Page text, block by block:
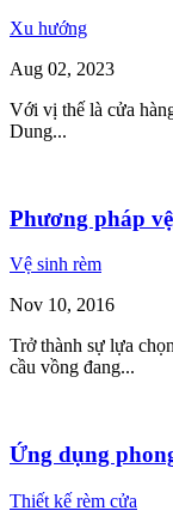
Xu hướng
Aug 02, 2023
Với vị thế là cửa
Dung...
Phương pháp
Vệ sinh rèm
Nov 10, 2016
Trở thành sự lựa
cầu vồng đang...
Ứng dụng
Thiết kế rèm cửa